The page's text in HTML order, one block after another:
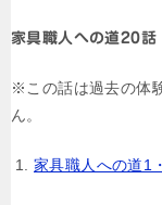
家具職人への道20話
※この話は過去の体
ん。
家具職人への道1